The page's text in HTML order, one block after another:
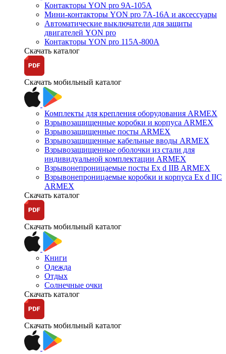
Контакторы YON pro 9А-105А
Мини-контакторы YON pro 7А-16А и аксессуары
Автоматические выключатели для защиты
двигателей YON pro
Контакторы YON pro 115А-800А
Скачать каталог
Скачать мобильный каталог
Комплекты для крепления оборудования ARMEX
Взрывозащищенные коробки и корпуса ARMEX
Взрывозащищенные посты ARMEX
Взрывозащищенные кабельные вводы ARMEX
Взрывозащищенные оболочки из стали для
индивидуальной комплектации ARMEX
Взрывонепроницаемые посты Ex d IIB ARMEX
Взрывонепроницаемые коробки и корпуса Ex d IIС
ARMEX
Скачать каталог
Скачать мобильный каталог
Книги
Одежда
Отдых
Солнечные очки
Скачать каталог
Скачать мобильный каталог